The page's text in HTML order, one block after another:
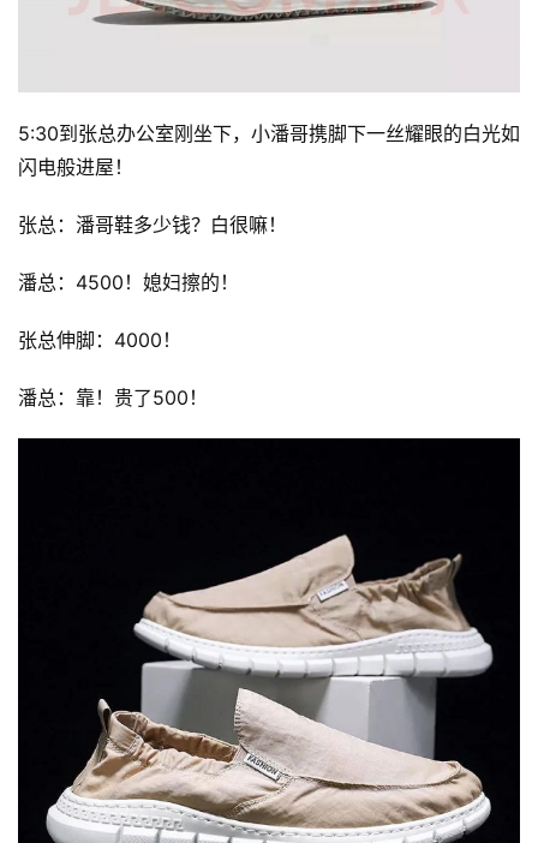
5:30到张总办公室刚坐下，小潘哥携脚下一丝耀眼的白光如
闪电般进屋！
张总：潘哥鞋多少钱？白很嘛！
潘总：4500！媳妇擦的！
张总伸脚：4000！
潘总：靠！贵了500！